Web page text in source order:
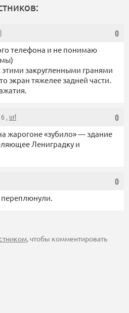
0
телефона и не понимаю
этими закругленными гранями
экран тяжелее задней части.
0
, url
жарогоне «зубило» — здание
Лениградку и
0
переплюнули.
, чтобы комментировать